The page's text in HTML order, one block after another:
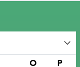
O P